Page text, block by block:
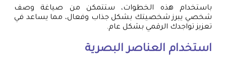
باستخدام هذه الخطوات، ستتمكن من صياغة وصف
شخصي يبرز شخصيتك بشكل جذاب وفعال، مما يساعد في
تعزيز تواجدك الرقمي بشكل عام.
استخدام العناصر البصرية